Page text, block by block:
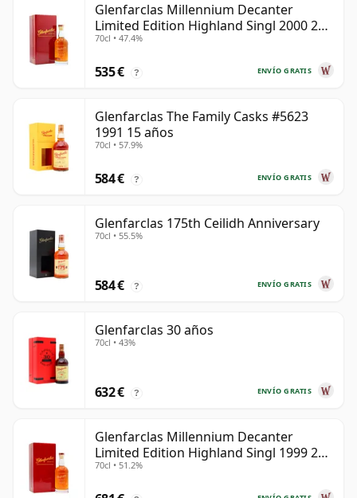
Glenfarclas Millennium Decanter
Limited Edition Highland Singl 2000 24
años
70cl • 47.4%
ENVÍO GRATIS
535 € ?
Glenfarclas The Family Casks #5623
1991 15 años
70cl • 57.9%
ENVÍO GRATIS
584 € ?
Glenfarclas 175th Ceilidh Anniversary
70cl • 55.5%
ENVÍO GRATIS
584 € ?
Glenfarclas 30 años
70cl • 43%
ENVÍO GRATIS
632 € ?
Glenfarclas Millennium Decanter
Limited Edition Highland Singl 1999 25
años
70cl • 51.2%